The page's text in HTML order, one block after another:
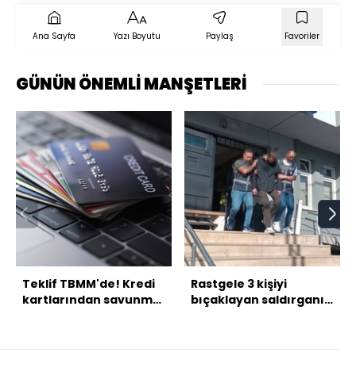
Ana Sayfa Yazı Boyutu Paylaş Favoriler
GÜNÜN ÖNEMLİ MANŞETLERİ
Teklif TBMM'de! Kredi
kartlarından savunma
Rastgele 3 kişiyi
bıçaklayan saldırganın